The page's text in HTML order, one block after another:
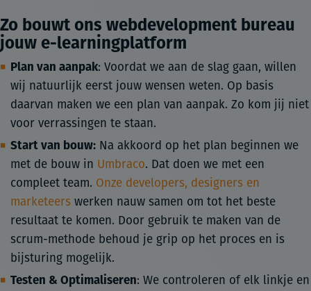
Zo bouwt ons webdevelopment bureau
jouw e-learningplatform
Plan van aanpak: Voordat we aan de slag gaan, willen
wij natuurlijk eerst jouw wensen weten. Op basis
daarvan maken we een plan van aanpak. Zo kom jij niet
voor verrassingen te staan.
Start van bouw: Na akkoord op het plan beginnen we
met de bouw in Umbraco. Dat doen we met een
compleet team. Onze developers, designers en
marketeers werken nauw samen om tot het beste
resultaat te komen. Door gebruik te maken van de
scrum-methode behoud je grip op het proces en is
bijsturing mogelijk.
Testen & Optimaliseren: We controleren of elk linkje en